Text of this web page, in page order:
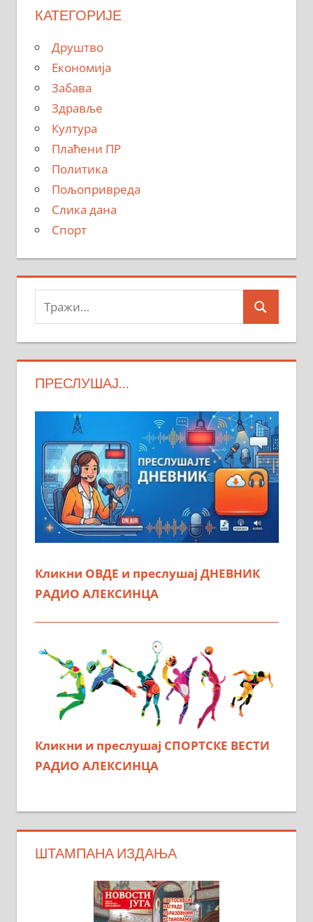
КАТЕГОРИЈЕ
Друштво
Економија
Забава
Здравље
Култура
Плаћени ПР
Политика
Пољопривреда
Слика дана
Спорт
Тражи:
Search
ПРЕСЛУШАЈ…
Кликни ОВДЕ и преслушај ДНЕВНИК
РАДИО АЛЕКСИНЦА
Кликни и преслушај СПОРТСКЕ ВЕСТИ
РАДИО АЛЕКСИНЦА
ШТАМПАНА ИЗДАЊА